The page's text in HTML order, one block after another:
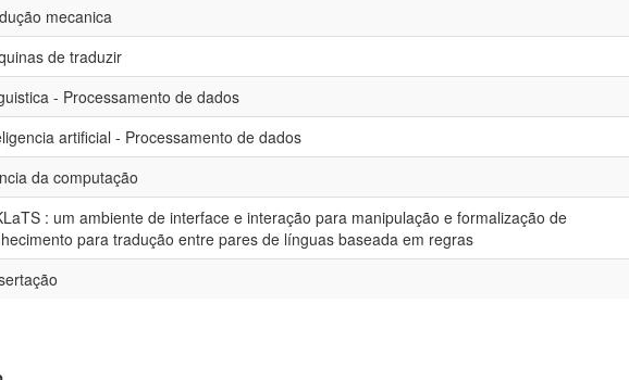
mecanica
de traduzir
- Processamento de dados
artificial - Processamento de dados
da computação
: um ambiente de interface e interação para manipulação e formalização de
para tradução entre pares de línguas baseada em regras